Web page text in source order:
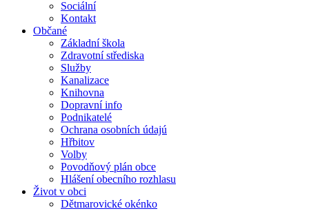
Sociální
Kontakt
Občané
Základní škola
Zdravotní střediska
Služby
Kanalizace
Knihovna
Dopravní info
Podnikatelé
Ochrana osobních údajú
Hřbitov
Volby
Povodňový plán obce
Hlášení obecního rozhlasu
Život v obci
Dětmarovické okénko